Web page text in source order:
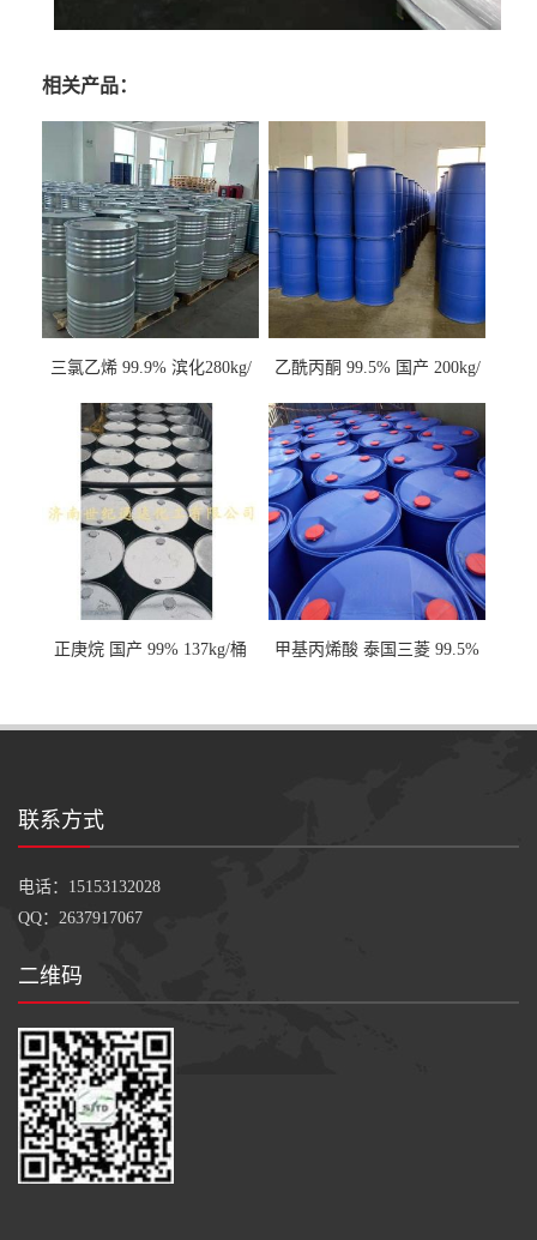
相关产品：
三氯乙烯 99.9% 滨化280kg/
乙酰丙酮 99.5% 国产 200kg/
正庚烷 国产 99% 137kg/桶
甲基丙烯酸 泰国三菱 99.5%
联系方式
电话：15153132028
QQ：2637917067
二维码